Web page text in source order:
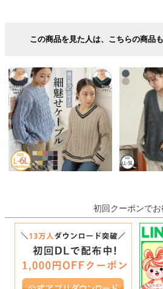
この商品を見た人は、こちらの商品
初回クーポンでお